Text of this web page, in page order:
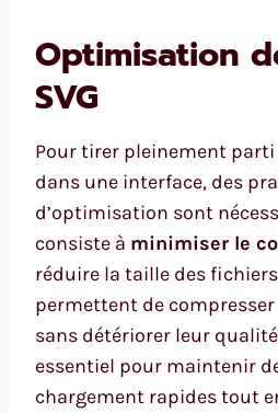
Optimisation
SVG
Pour tirer pleinement parti
dans une interface, des
d’optimisation sont
consiste à minimiser le
réduire la taille des
permettent de compresser
sans détériorer leur
essentiel pour maintenir
chargement rapides tout